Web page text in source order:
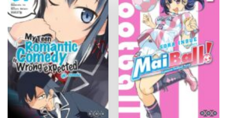
Ajouter
à la
wishlist
Ajouter
à la
wishlist